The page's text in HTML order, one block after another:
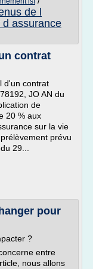
de l
assurance
contrat
d'un contrat
JO AN du
de
20 % aux
sur la vie
prévu
29...
pour
?
entre
nous allons